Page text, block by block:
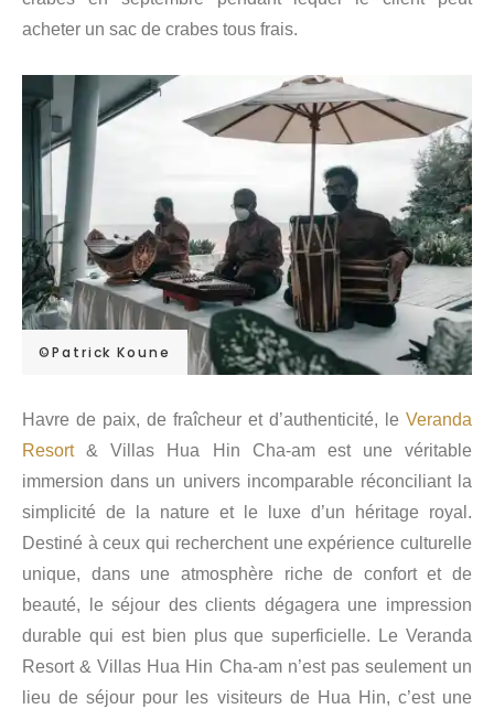
acheter un sac de crabes tous frais.
©Patrick Koune
Havre de paix, de fraîcheur et d’authenticité, le Veranda
Resort& Villas Hua Hin Cha-am est une véritable
immersion dans un univers incomparable réconciliant la
simplicité de la nature et le luxe d’un héritage royal.
Destiné à ceux qui recherchent une expérience culturelle
unique, dans une atmosphère riche de confort et de
beauté, le séjour des clients dégagera une impression
durable qui est bien plus que superficielle. Le Veranda
Resort & Villas Hua Hin Cha-am n’est pas seulement un
lieu de séjour pour les visiteurs de Hua Hin, c’est une